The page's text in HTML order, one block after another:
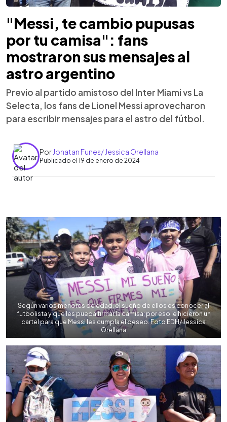
"Messi, te cambio pupusas
por tu camisa": fans
mostraron sus mensajes al
astro argentino
Previo al partido amistoso del Inter Miami vs La
Selecta, los fans de Lionel Messi aprovecharon
para escribir mensajes para el astro del fútbol.
Por Jonatan Funes/ Jessica Orellana
Publicado el 19 de enero de 2024
► Escuchar artículo
Según varios menores de edad, el sueño de ellos es conocer al
futbolista y que les pueda firmar la camisa; por eso le hicieron un
cartel para que Messi les cumpla el deseo. Foto EDH/ Jessica
Orellana